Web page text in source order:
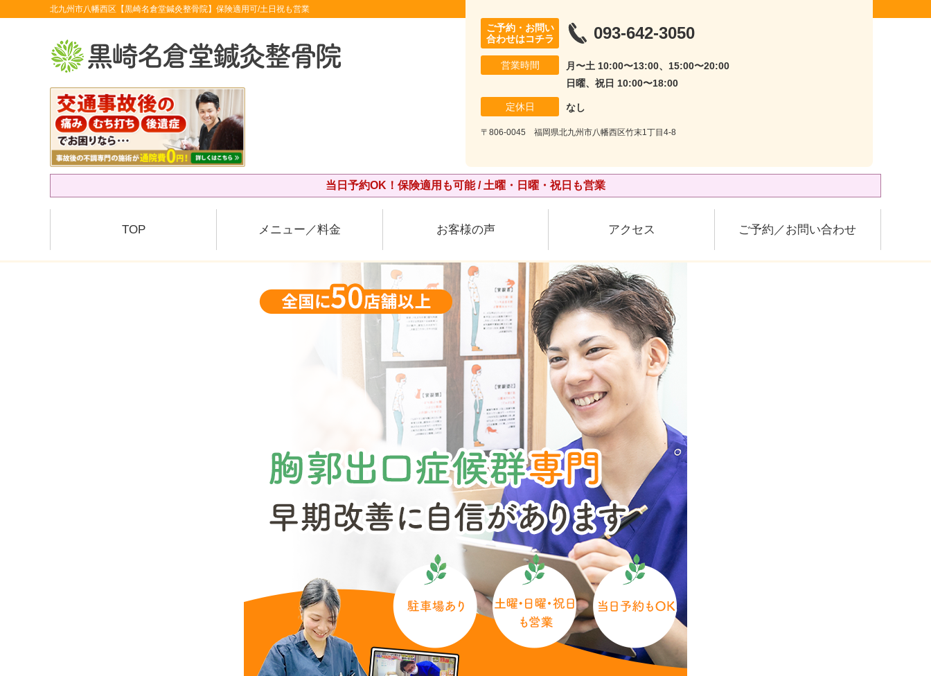
北九州市八幡西区【黒崎名倉堂鍼灸整骨院】保険適用可/土日祝も営業
ご予約・お問い
合わせはコチラ
093-642-3050
営業時間
月〜土 10:00〜13:00、15:00〜20:00
日曜、祝日 10:00〜18:00
定休日 なし
〒806-0045 福岡県北九州市八幡西区竹末1丁目4-8
当日予約OK！保険適用も可能 / 土曜・日曜・祝日も営業
TOP メニュー／料金 お客様の声 アクセス ご予約／お問い合わせ